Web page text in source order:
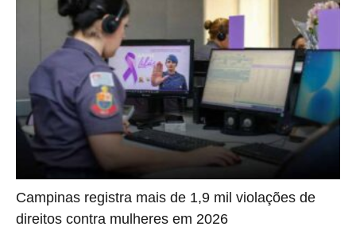
Campinas registra mais de 1,9 mil violações de
direitos contra mulheres em 2026